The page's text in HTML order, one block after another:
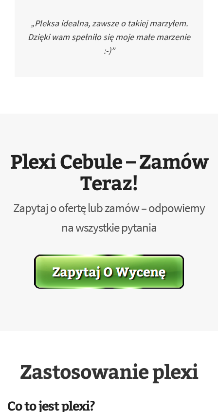
„Pleksa idealna, zawsze o takiej marzyłem.
Dzięki wam spełniło się moje małe marzenie
:-)”
Plexi Cebule – Zamów
Teraz!
Zapytaj o ofertę lub zamów – odpowiemy
na wszystkie pytania
Zastosowanie plexi
Co to jest plexi?